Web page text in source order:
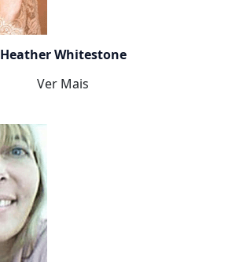
Heather Whitestone
Ver Mais